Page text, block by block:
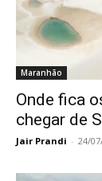
Maranhão
Onde fica
chegar de
Jair Prandi - 24/